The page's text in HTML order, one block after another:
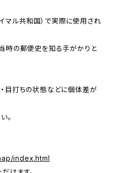
マル共和国）で実際に使用され
時の郵便史を知る手がかりと
目打ちの状態などに個体差が
。
index.html